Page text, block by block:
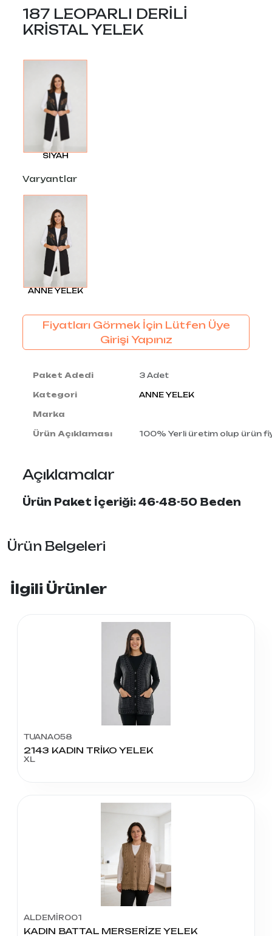
187 LEOPARLI DERİLİ
KRİSTAL YELEK
SIYAH
Varyantlar
ANNE YELEK
Fiyatları Görmek İçin Lütfen Üye
Girişi Yapınız
Paket Adedi 3 Adet
Kategori ANNE YELEK
Marka
Ürün Açıklaması 100% Yerli üretim olup ürün
Açıklamalar
Ürün Paket İçeriği: 46-48-50 Beden
Ürün Belgeleri
İlgili Ürünler
TUANA058
2143 KADIN TRİKO YELEK
XL
ALDEMİR001
KADIN BATTAL MERSERİZE YELEK